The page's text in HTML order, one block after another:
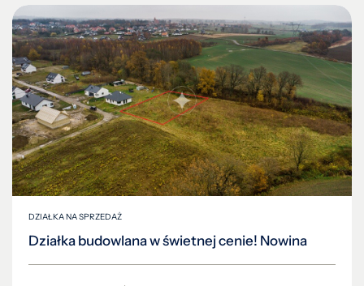
DZIAŁKA NA SPRZEDAŻ
Działka budowlana w świetnej cenie! Nowina